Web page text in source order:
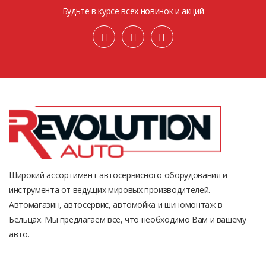
Будьте в курсе всех новинок и акций
Широкий ассортимент автосервисного оборудования и
инструмента от ведущих мировых производителей.
Автомагазин, автосервис, автомойка и шиномонтаж в
Бельцах. Мы предлагаем все, что необходимо Вам и вашему
авто.